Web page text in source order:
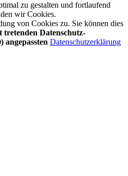
zu gestalten und fortlaufend
wir Cookies.
von Cookies zu. Sie können dies
tretenden Datenschutz-
Datenschutzerklärung